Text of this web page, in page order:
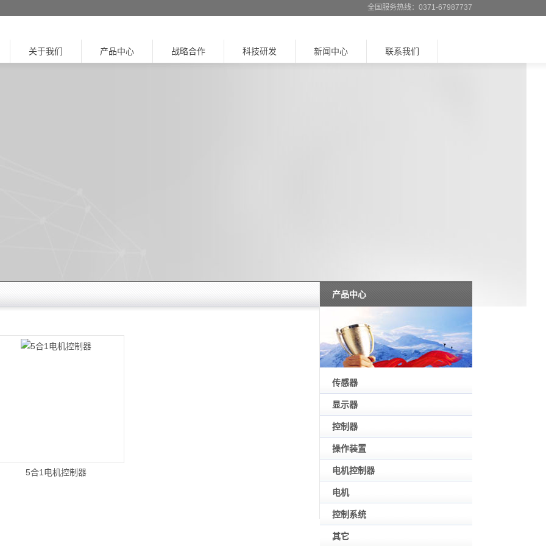
全国服务热线：0371-67987737
关于我们 产品中心 战略合作 科技研发 新闻中心 联系我们
5合1电机控制器
产品中心
传感器
显示器
控制器
操作装置
电机控制器
电机
控制系统
其它